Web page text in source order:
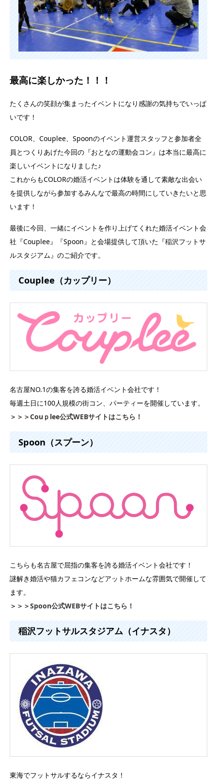
最高に楽しかった！！！
たくさんの笑顔が集まったイベントになり感謝の気持ちでいっぱ
いです！
COLOR、Couplee、Spoonのイベント運営スタッフと参加者全
員とつくりあげた今回の『おとなの運動会コン』は本当に最高に
楽しいイベントになりました♪
これからもCOLORの婚活イベントは体験を通して素敵な出会い
を提供しながら参加するみんなで最高の時間にしていきたいと思
います！
最後に今回、一緒にイベントを作り上げてくれた婚活イベント会
社『Couplee』『Spoon』と会場提供して頂いた『稲沢フットサ
ルスタジアム』のご紹介です。
Couplee（カップリー）
名古屋NO.1の集客を誇る婚活イベント会社です！
毎週土日に100人規模の街コン、パーティーを開催しています。
＞＞＞Couｐlee公式WEBサイトはこちら！
Spoon（スプーン）
こちらも名古屋で屈指の集客を誇る婚活イベント会社です！
謎解き婚活や猫カフェコンなどアットホームな雰囲気で開催して
ます。
＞＞＞Spoon公式WEBサイトはこちら！
稲沢フットサルスタジアム（イナスタ）
東海でフットサルするならイナスタ！